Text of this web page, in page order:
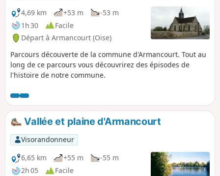
4,69 km
+53 m
-53 m
1h 30
Facile
Départ à Armancourt (Oise)
Parcours découverte de la commune d'Armancourt. Tout au
long de ce parcours vous découvrirez des épisodes de
l'histoire de notre commune.
Vallée et plaine d'Armancourt
Visorandonneur
6,65 km
+55 m
-55 m
2h 05
Facile